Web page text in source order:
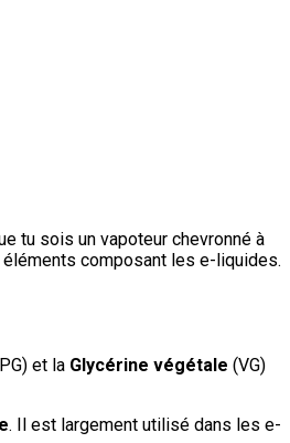
tu sois un vapoteur chevronné à
composant les e-liquides.
et la Glycérine végétale (VG)
. Il est largement utilisé dans les e-